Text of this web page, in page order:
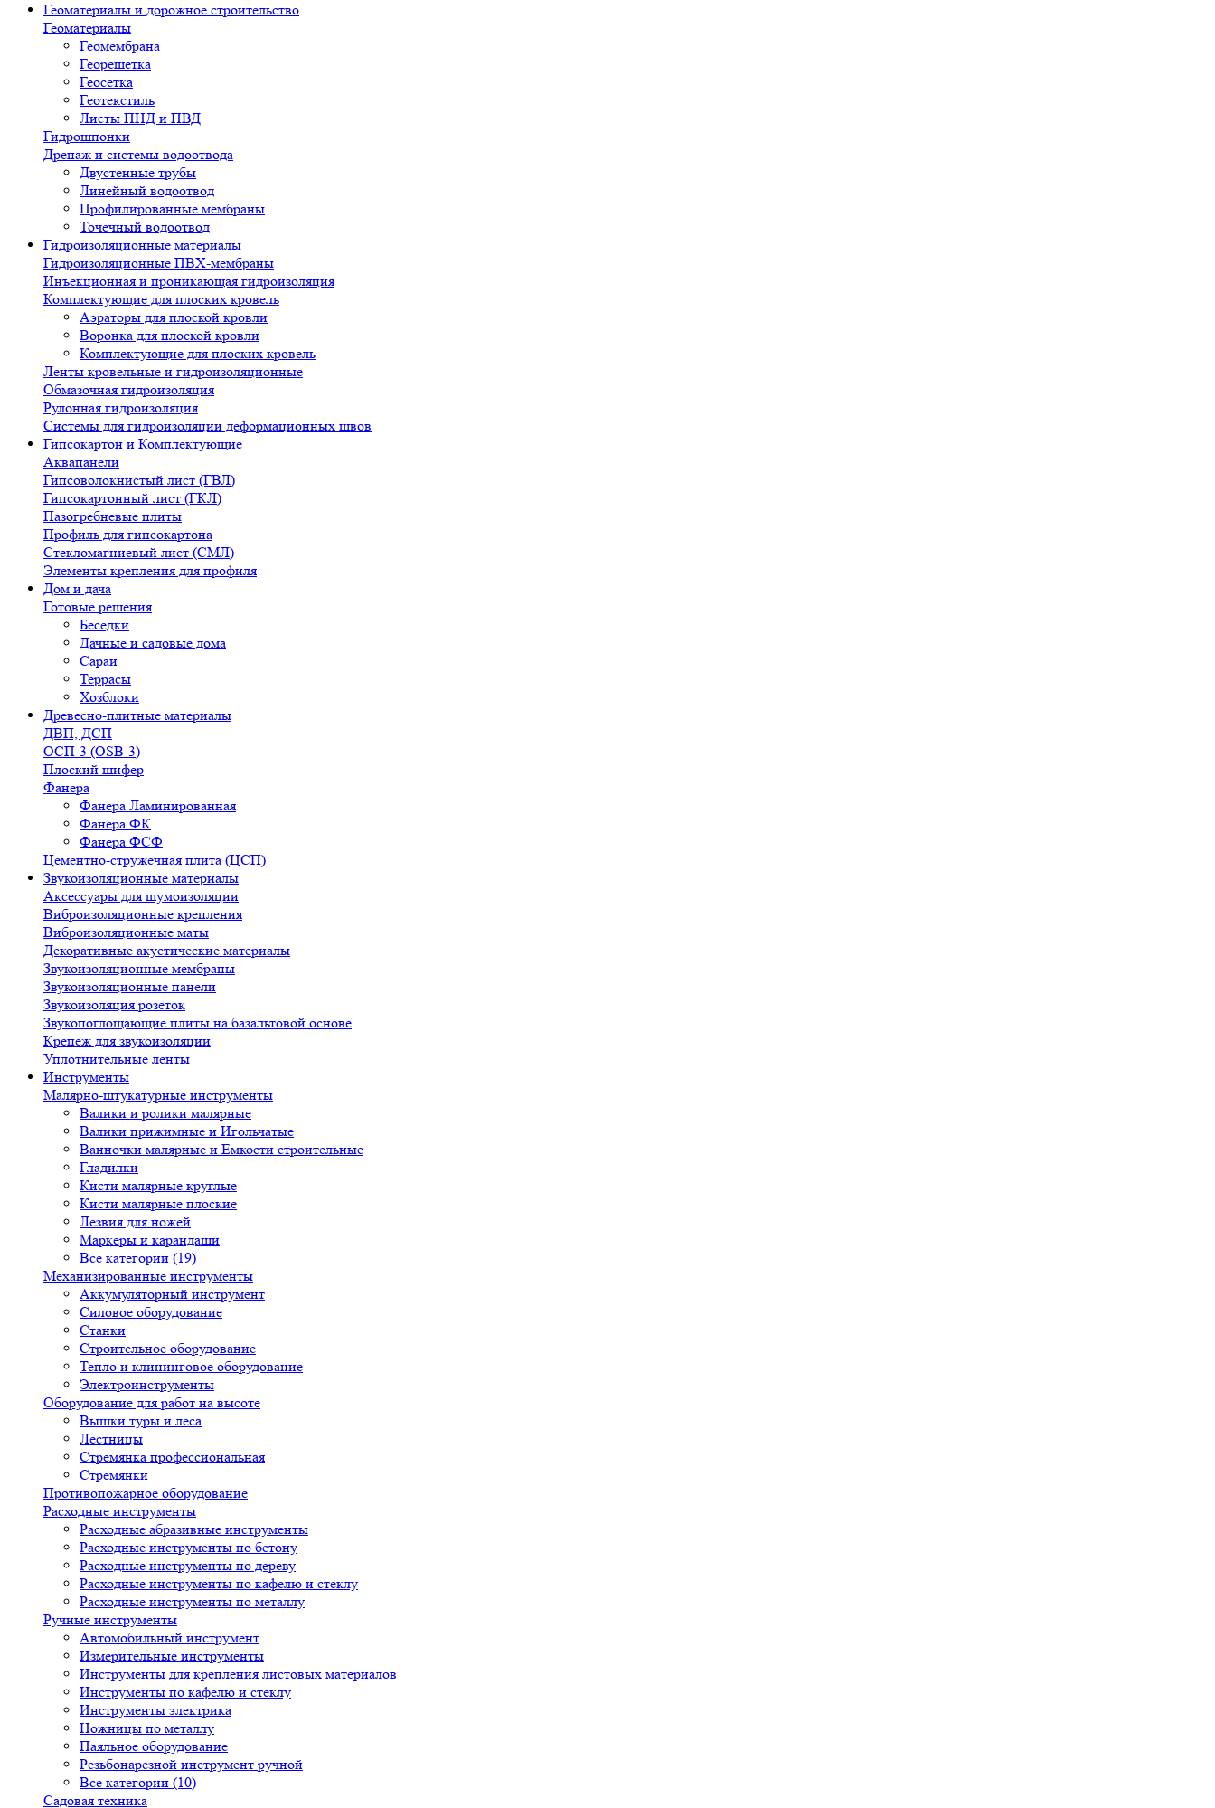
Геоматериалы и дорожное строительство
Геоматериалы
Геомембрана
Георешетка
Геосетка
Геотекстиль
Листы ПНД и ПВД
Гидрошпонки
Дренаж и системы водоотвода
Двустенные трубы
Линейный водоотвод
Профилированные мембраны
Точечный водоотвод
Гидроизоляционные материалы
Гидроизоляционные ПВХ-мембраны
Инъекционная и проникающая гидроизоляция
Комплектующие для плоских кровель
Аэраторы для плоской кровли
Воронка для плоской кровли
Комплектующие для плоских кровель
Ленты кровельные и гидроизоляционные
Обмазочная гидроизоляция
Рулонная гидроизоляция
Системы для гидроизоляции деформационных швов
Гипсокартон и Комплектующие
Аквапанели
Гипсоволокнистый лист (ГВЛ)
Гипсокартонный лист (ГКЛ)
Пазогребневые плиты
Профиль для гипсокартона
Стекломагниевый лист (СМЛ)
Элементы крепления для профиля
Дом и дача
Готовые решения
Беседки
Дачные и садовые дома
Сараи
Террасы
Хозблоки
Древесно-плитные материалы
ДВП, ДСП
ОСП-3 (OSB-3)
Плоский шифер
Фанера
Фанера Ламинированная
Фанера ФК
Фанера ФСФ
Цементно-стружечная плита (ЦСП)
Звукоизоляционные материалы
Аксессуары для шумоизоляции
Виброизоляционные крепления
Виброизоляционные маты
Декоративные акустические материалы
Звукоизоляционные мембраны
Звукоизоляционные панели
Звукоизоляция розеток
Звукопоглощающие плиты на базальтовой основе
Крепеж для звукоизоляции
Уплотнительные ленты
Инструменты
Малярно-штукатурные инструменты
Валики и ролики малярные
Валики прижимные и Игольчатые
Ванночки малярные и Емкости строительные
Гладилки
Кисти малярные круглые
Кисти малярные плоские
Лезвия для ножей
Маркеры и карандаши
Все категории (19)
Механизированные инструменты
Аккумуляторный инструмент
Силовое оборудование
Станки
Строительное оборудование
Тепло и клининговое оборудование
Электроинструменты
Оборудование для работ на высоте
Вышки туры и леса
Лестницы
Стремянка профессиональная
Стремянки
Противопожарное оборудование
Расходные инструменты
Расходные абразивные инструменты
Расходные инструменты по бетону
Расходные инструменты по дереву
Расходные инструменты по кафелю и стеклу
Расходные инструменты по металлу
Ручные инструменты
Автомобильный инструмент
Измерительные инструменты
Инструменты для крепления листовых материалов
Инструменты по кафелю и стеклу
Инструменты электрика
Ножницы по металлу
Паяльное оборудование
Резьбонарезной инструмент ручной
Все категории (10)
Садовая техника